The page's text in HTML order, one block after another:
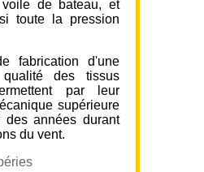
de bateau, et
toute la pression
fabrication d'une
des tissus
par leur
supérieure
des années durant
du vent.